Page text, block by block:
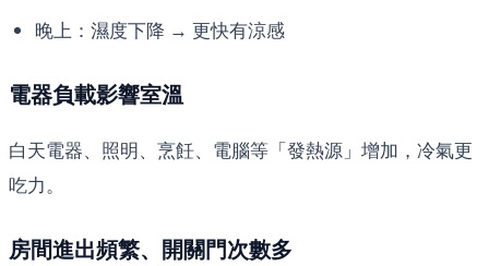
晚上：濕度下降 → 更快有涼感
電器負載影響室溫
白天電器、照明、烹飪、電腦等「發熱源」增加，冷氣更
吃力。
房間進出頻繁、開關門次數多